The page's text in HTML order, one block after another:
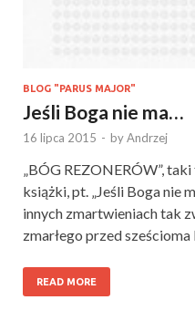
BLOG "PARUS MAJOR"
Jeśli Boga nie ma…
16 lipca 2015 - byAndrzej
„BÓG REZONERÓW”,
książki, pt. „Jeśli Boga nie
innych zmartwieniach tak
zmarłego przed sześcioma
READ MORE